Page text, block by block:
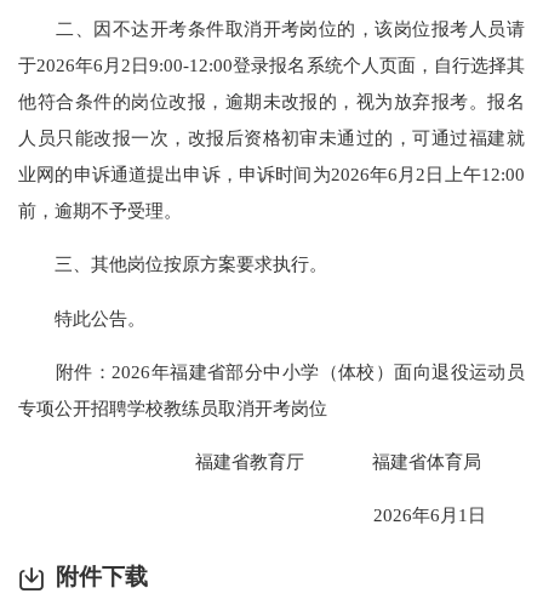
二、因不达开考条件取消开考岗位的，该岗位报考人员请
于2026年6月2日9:00-12:00登录报名系统个人页面，自行选择其
他符合条件的岗位改报，逾期未改报的，视为放弃报考。报名
人员只能改报一次，改报后资格初审未通过的，可通过福建就
业网的申诉通道提出申诉，申诉时间为2026年6月2日上午12:00
前，逾期不予受理。
三、其他岗位按原方案要求执行。
特此公告。
附件：2026年福建省部分中小学（体校）面向退役运动员
专项公开招聘学校教练员取消开考岗位
福建省教育厅 福建省体育局
2026年6月1日
附件下载